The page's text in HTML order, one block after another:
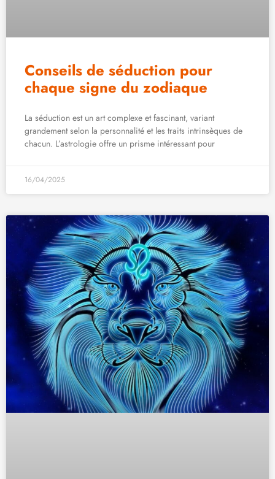
Conseils de séduction pour
chaque signe du zodiaque
La séduction est un art complexe et fascinant, variant
grandement selon la personnalité et les traits intrinsèques de
chacun. L’astrologie offre un prisme intéressant pour
16/04/2025